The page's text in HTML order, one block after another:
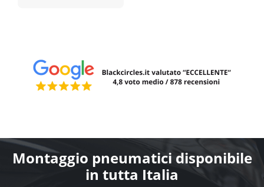
Montaggio pneumatici disponibile
in tutta Italia